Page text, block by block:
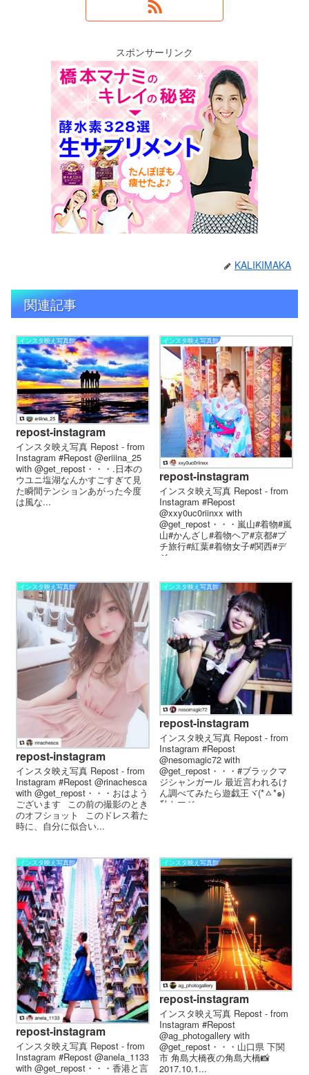
スポンサーリンク
KALIKIMAKA
関連記事
インスタ映え写真館
repost-instagram
インスタ映え写真 Repost - from
Instagram #Repost @eriiina_25
with @get_repost・・・.日本の
ウユニ塩湖なんかすごすぎて見
た瞬間テンションあがった️今度
は風な...
インスタ映え写真館
repost-instagram
インスタ映え写真 Repost - from
Instagram #Repost
@xxy0uc0riinxx with
@get_repost・・・嵐山#着物#嵐
山#かんざし#着物ヘア#京都#プ
チ旅行#紅葉#着物女子#関西#デ
ジ...
インスタ映え写真館
repost-instagram
インスタ映え写真 Repost - from
Instagram #Repost @rinachesca
with @get_repost・・・おはよう
ございます⠀この前の撮影のとき
のオフショット⠀このドレス着た
時に、自分に似合い...
インスタ映え写真館
repost-instagram
インスタ映え写真 Repost - from
Instagram #Repost
@nesomagic72 with
@get_repost・・・#ブラックマ
ジシャンガール 最近言われるけ
ん調べてみたら遊戯王ヾ(*ㅿ*๑)
私もマジ...
インスタ映え写真館
repost-instagram
インスタ映え写真 Repost - from
Instagram #Repost @anela_1133
with @get_repost・・・香港と言
インスタ映え写真館
repost-instagram
インスタ映え写真 Repost - from
Instagram #Repost
@ag_photogallery with
@get_repost・・・山口県 下関
市 角島大橋︎夜の角島大橋︎📸
2017.10.1...